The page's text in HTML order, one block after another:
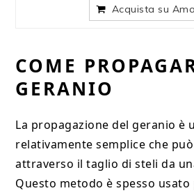
Acquista su
COME
GERANIO
La propagazione del geranio è
relativamente semplice che
attraverso il taglio di steli da
Questo metodo è spesso